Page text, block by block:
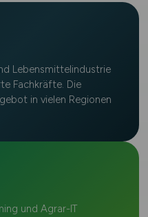
Lebensmittelindustrie
Fachkräfte. Die
in vielen Regionen
und Agrar-IT